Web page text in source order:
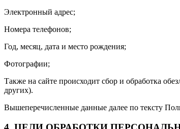
Электронный адрес;
Номера телефонов;
Год, месяц, дата и место рождения;
Фотографии;
Также на сайте происходит сбор и обработка
других).
Вышеперечисленные данные далее по тексту